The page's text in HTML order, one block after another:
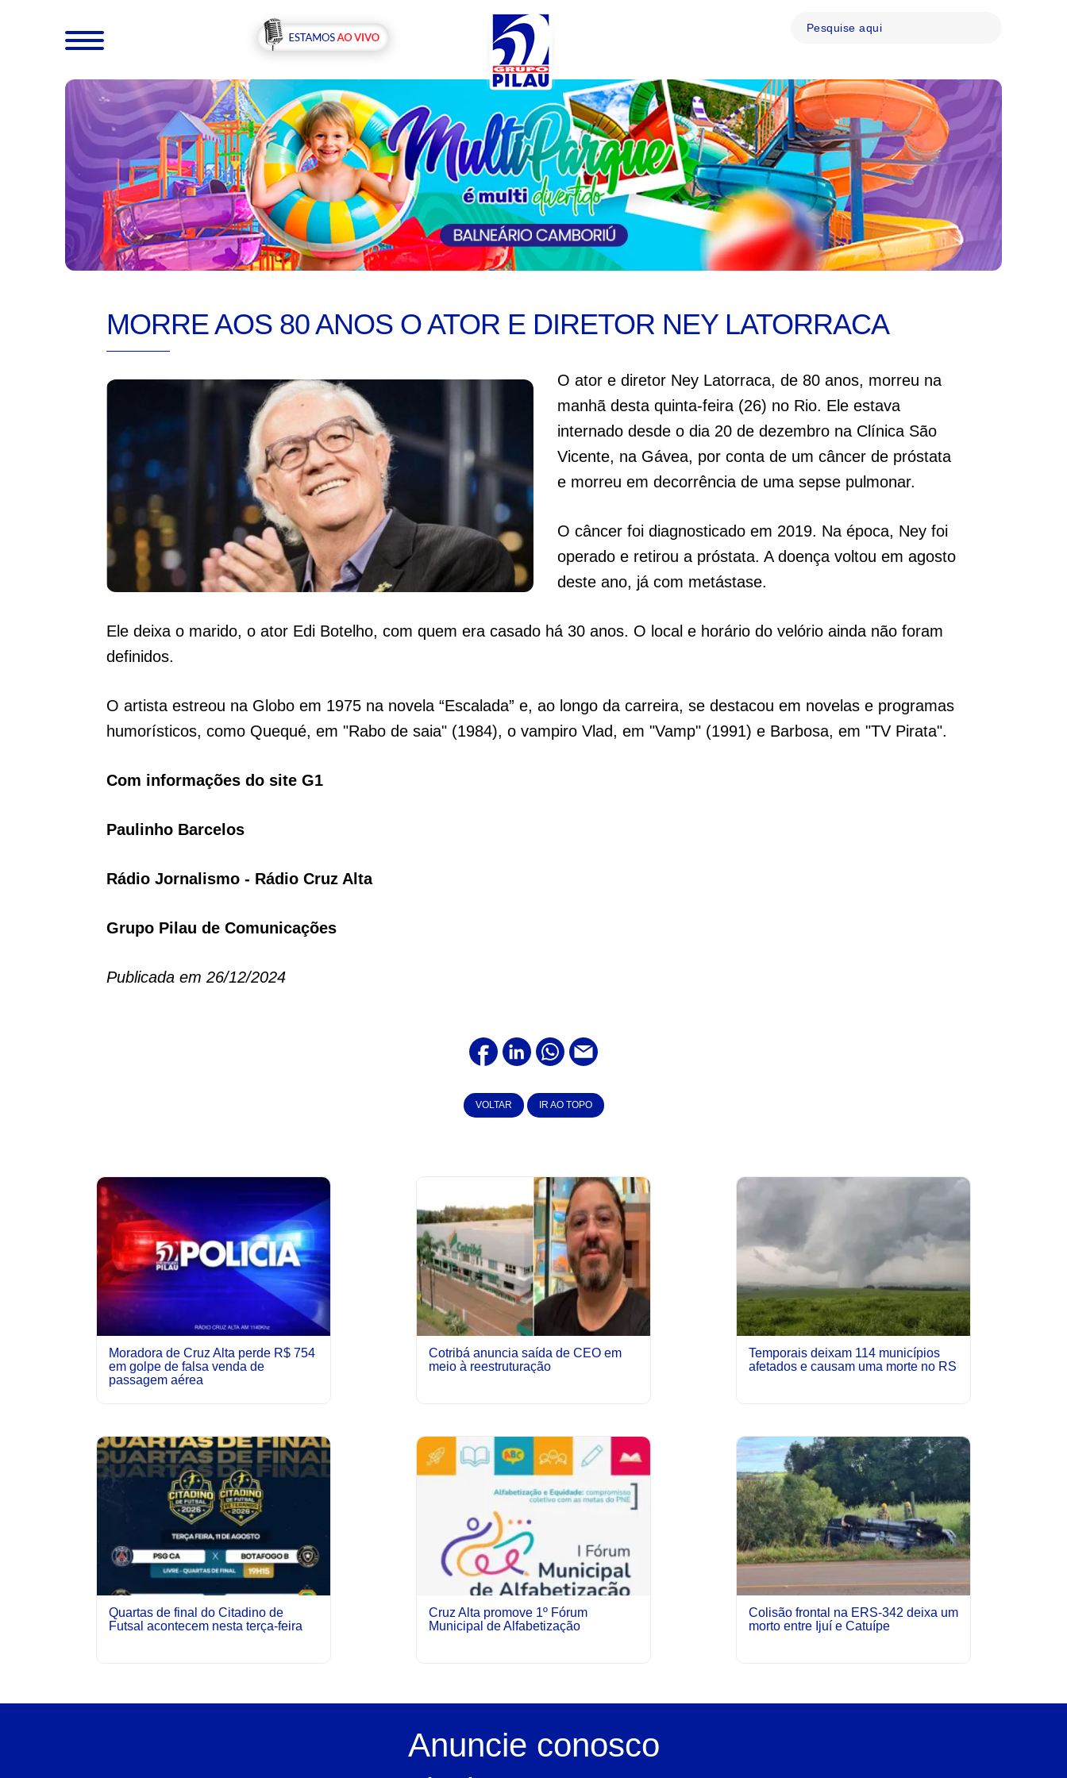
MORRE AOS 80 ANOS O ATOR E DIRETOR NEY LATORRACA
O ator e diretor Ney Latorraca, de 80 anos, morreu na
manhã desta quinta-feira (26) no Rio. Ele estava
internado desde o dia 20 de dezembro na Clínica São
Vicente, na Gávea, por conta de um câncer de próstata
e morreu em decorrência de uma sepse pulmonar.
O câncer foi diagnosticado em 2019. Na época, Ney foi
operado e retirou a próstata. A doença voltou em agosto
deste ano, já com metástase.
Ele deixa o marido, o ator Edi Botelho, com quem era casado há 30 anos. O local e horário do velório ainda não foram
definidos.
O artista estreou na Globo em 1975 na novela “Escalada” e, ao longo da carreira, se destacou em novelas e programas
humorísticos, como Quequé, em "Rabo de saia" (1984), o vampiro Vlad, em "Vamp" (1991) e Barbosa, em "TV Pirata".
Com informações do site G1
Paulinho Barcelos
Rádio Jornalismo - Rádio Cruz Alta
Grupo Pilau de Comunicações
Publicada em 26/12/2024
VOLTAR IR AO TOPO
Moradora de Cruz Alta perde R$ 754
em golpe de falsa venda de
passagem aérea
Cotribá anuncia saída de CEO em
meio à reestruturação
Temporais deixam 114 municípios
afetados e causam uma morte no RS
Quartas de final do Citadino de
Futsal acontecem nesta terça-feira
Cruz Alta promove 1º Fórum
Municipal de Alfabetização
Colisão frontal na ERS-342 deixa um
morto entre Ijuí e Catuípe
Anuncie conosco